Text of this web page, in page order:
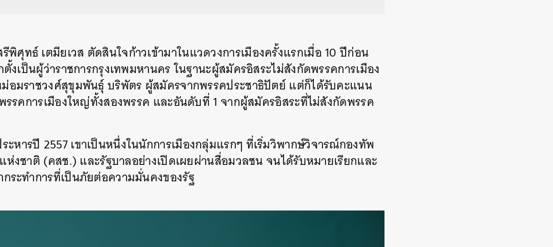
พิศุทธ์ เตมียเวส ตัดสินใจก้าวเข้ามาในแวดวงการเมืองครั้งแรกเมื่อ 10 ปีก่อน
งเป็นผู้ว่าราชการกรุงเทพมหานคร ในฐานะผู้สมัครอิสระไม่สังกัดพรรคการเมือง
อมราชวงศ์สุขุมพันธุ์ บริพัตร ผู้สมัครจากพรรคประชาธิปัตย์ แต่ก็ได้รับคะแนน
รคการเมืองใหญ่ทั้งสองพรรค และอันดับที่ 1 จากผู้สมัครอิสระที่ไม่สังกัดพรรค
ะหารปี 2557 เขาเป็นหนึ่งในนักการเมืองกลุ่มแรกๆ ที่เริ่มวิพากษ์วิจารณ์กองทัพ
งชาติ (คสช.) และรัฐบาลอย่างเปิดเผยผ่านสื่อมวลชน จนได้รับหมายเรียกและ
ระทำการที่เป็นภัยต่อความมั่นคงของรัฐ